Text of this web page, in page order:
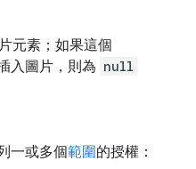
元素；如果這個
入圖片，則為 null
一或多個範圍的授權：